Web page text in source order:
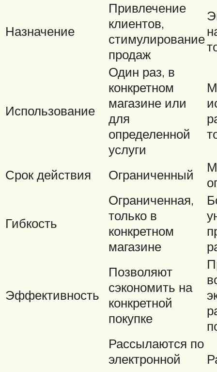
Назначение
Привлечение
клиентов,
стимулирование
продаж
Использование
Один раз, в
конкретном
магазине или
для
определенной
услуги
Срок действия Ограниченный
Гибкость
Ограниченная,
только в
конкретном
магазине
Эффективность
Позволяют
сэкономить на
конкретной
покупке
Рассылаются по
электронной